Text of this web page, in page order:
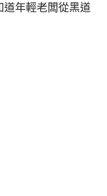
道年輕老闆從黑道